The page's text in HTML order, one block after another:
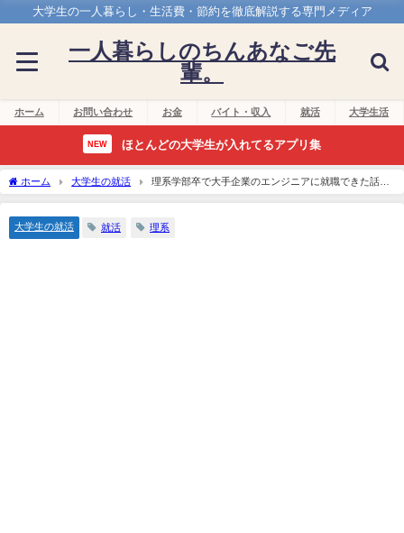
大学生の一人暮らし・生活費・節約を徹底解説する専門メディア
一人暮らしのちんあなご先
輩。
ホーム お問い合わせ お金 バイト・収入 就活 大学生活
NEW ほとんどの大学生が入れてるアプリ集
ホーム 大学生の就活
理系学部卒で大手企業のエンジニアに就職できた話
【院から逃げた男】
大学生の就活 就活 理系